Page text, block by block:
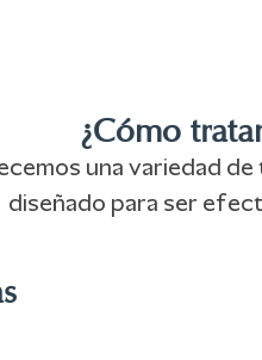
¿Cómo
una variedad
diseñado para ser